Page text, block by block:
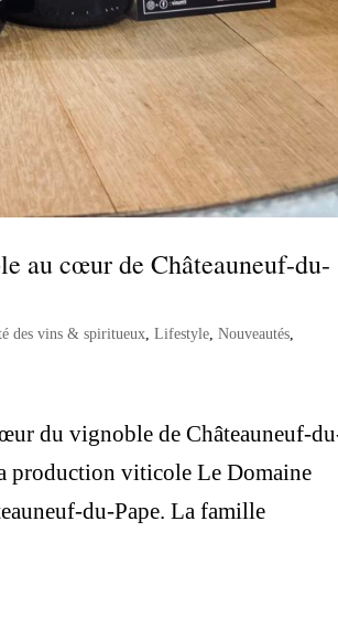
au cœur de Châteauneuf-du-
des vins & spiritueux,Lifestyle,Nouveautés,
du vignoble de Châteauneuf-
production viticole Le Domaine
du-Pape. La famille